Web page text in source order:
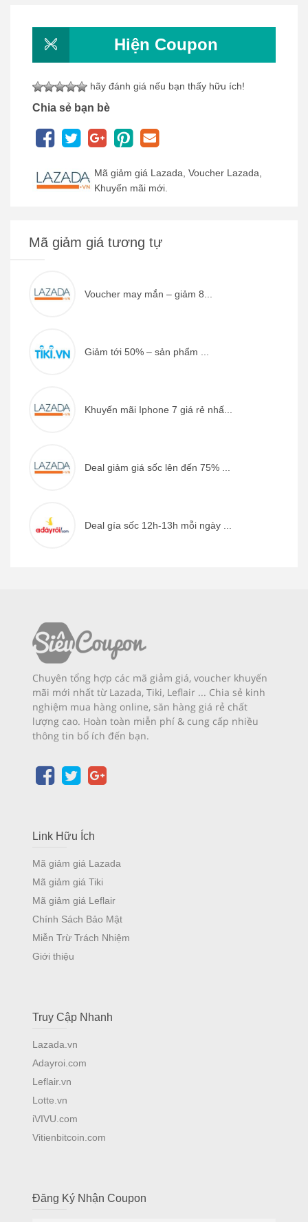
Hiện Coupon
hãy đánh giá nếu bạn thấy hữu ích!
Chia sẻ bạn bè
Mã giảm giá Lazada, Voucher Lazada,
Khuyến mãi mới.
Mã giảm giá tương tự
Voucher may mắn – giảm 8...
Giảm tới 50% – sản phẩm ...
Khuyến mãi Iphone 7 giá rẻ nhấ...
Deal giảm giá sốc lên đến 75% ...
Deal gía sốc 12h-13h mỗi ngày ...
Chuyên tổng hợp các mã giảm giá, voucher khuyến
mãi mới nhất từ Lazada, Tiki, Leflair ... Chia sẻ kinh
nghiệm mua hàng online, săn hàng giá rẻ chất
lượng cao. Hoàn toàn miễn phí & cung cấp nhiều
thông tin bổ ích đến bạn.
Link Hữu Ích
Mã giảm giá Lazada
Mã giảm giá Tiki
Mã giảm giá Leflair
Chính Sách Bảo Mật
Miễn Trừ Trách Nhiệm
Giới thiệu
Truy Cập Nhanh
Lazada.vn
Adayroi.com
Leflair.vn
Lotte.vn
iVIVU.com
Vitienbitcoin.com
Đăng Ký Nhận Coupon